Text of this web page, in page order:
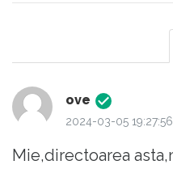
ove
2024-03-05 19:27:56
Mie,directoarea